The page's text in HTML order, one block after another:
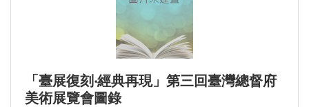
「臺展復刻‧經典再現」第三回臺灣總督府
美術展覽會圖錄